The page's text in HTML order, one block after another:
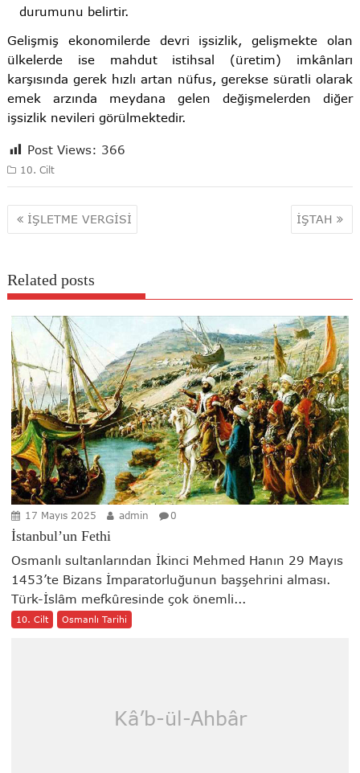
durumunu belirtir.
Gelişmiş ekonomilerde devri işsizlik, gelişmekte olan
ülkelerde ise mahdut istihsal (üretim) imkânları
karşısında gerek hızlı artan nüfus, gerekse süratli olarak
emek arzında meydana gelen değişmelerden diğer
işsizlik nevileri görülmektedir.
Post Views: 366
10. Cilt
Yazı
gezinmesi
İŞLETME VERGİSİ İŞTAH
Related posts
17 Mayıs 2025 admin 0
İstanbul’un Fethi
Osmanlı sultanlarından İkinci Mehmed Hanın 29 Mayıs
1453’te Bizans İmparatorluğunun başşehrini alması.
Türk-İslâm mefkûresinde çok önemli...
10. Cilt Osmanlı Tarihi
Kâ’b-ül-Ahbâr